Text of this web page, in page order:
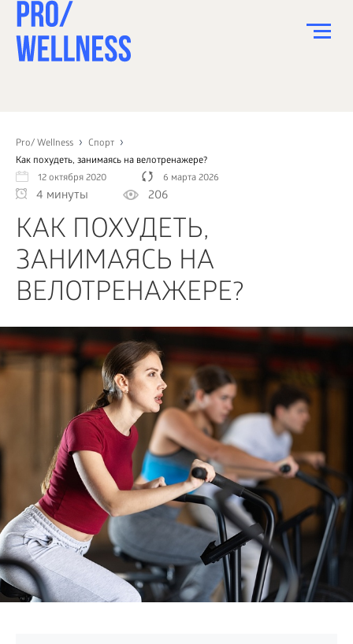
Pro/ Wellness
Спорт
Как похудеть, занимаясь на велотренажере?
12 октября 2020
6 марта 2026
4 минуты 206
КАК ПОХУДЕТЬ,
ЗАНИМАЯСЬ НА
ВЕЛОТРЕНАЖЕРЕ?
СПОРТ
ЗДОРОВЬЕ
КРАСОТА
ПСИХОЛОГИЯ
ДЕТИ
ДОМ
КАК?
БИЗНЕС